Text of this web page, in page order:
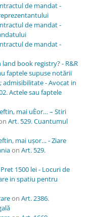
de mandat -
de mandat -
de mandat -
book registry? - R&R
faptele supuse notării
admisibilitate - Avocat in
Actele sau faptele
mai uÈor… – Stiri
Art. 529. Cuantumul
mai ușor… - Ziare
on Art. 529.
1500 lei - Locuri de
in spatiu pentru
on Art. 2386.